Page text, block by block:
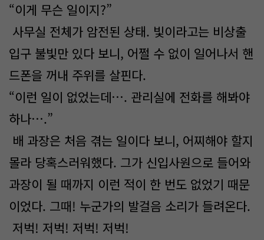
“이게 무슨 일이지?”
사무실 전체가 암전된 상태. 빛이라고는 비상출
입구 불빛만 있다 보니, 어쩔 수 없이 일어나서 핸
드폰을 꺼내 주위를 살핀다.
“이런 일이 없었는데…. 관리실에 전화를 해봐야
하나….”
배 과장은 처음 겪는 일이다 보니, 어찌해야 할지
몰라 당혹스러워했다. 그가 신입사원으로 들어와
과장이 될 때까지 이런 적이 한 번도 없었기 때문
이었다. 그때! 누군가의 발걸음 소리가 들려온다.
저벅! 저벅! 저벅! 저벅!